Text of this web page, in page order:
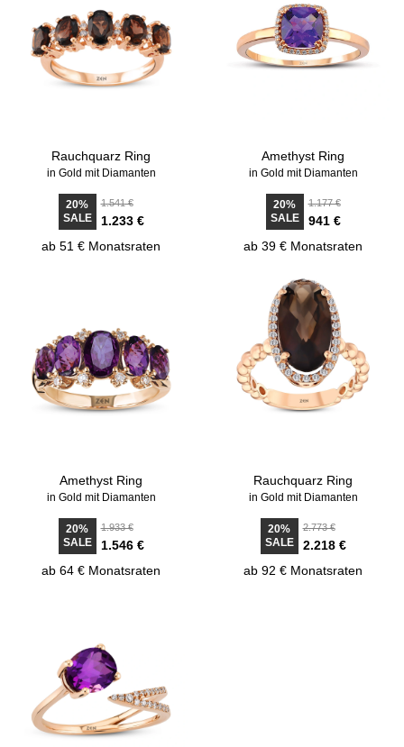
Rauchquarz Ring
in Gold mit Diamanten
20%
SALE
1.541 €
1.233 €
ab 51 € Monatsraten
Amethyst Ring
in Gold mit Diamanten
20%
SALE
1.177 €
941 €
ab 39 € Monatsraten
Amethyst Ring
in Gold mit Diamanten
20%
SALE
1.933 €
1.546 €
ab 64 € Monatsraten
Rauchquarz Ring
in Gold mit Diamanten
20%
SALE
2.773 €
2.218 €
ab 92 € Monatsraten